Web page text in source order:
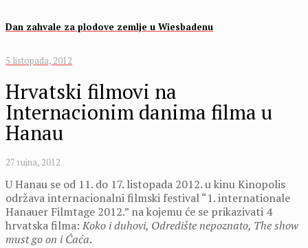
Dan zahvale za plodove zemlje u Wiesbadenu
5 listopada, 2012
Hrvatski filmovi na
Internacionim danima filma u
Hanau
27 rujna, 2012
U Hanau se od 11. do 17. listopada 2012. u kinu Kinopolis
održava internacionalni filmski festival “1. internationale
Hanauer Filmtage 2012.” na kojemu će se prikazivati 4
hrvatska filma: Koko i duhovi, Odredište nepoznato, The show
must go on i Ćaća.